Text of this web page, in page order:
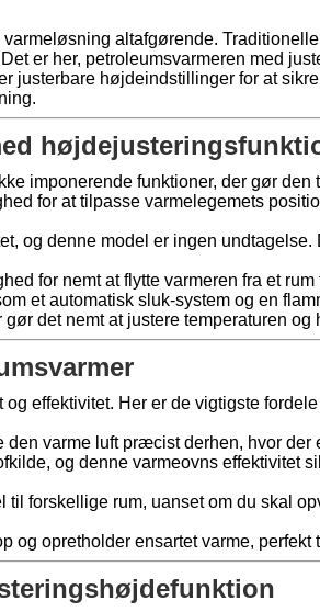
altafgørende.
er her, petroleumsvarmeren med
højdeindstillinger for at
imponerende funktioner, der gør den
for at tilpasse varmelegemets
og denne model er ingen
for nemt at flytte varmeren fra et
et automatisk sluk-system og en
det nemt at justere temperaturen
effektivitet. Her er de vigtigste
varme luft præcist derhen, hvor
og denne varmeovns effektivitet
forskellige rum, uanset om du skal
og opretholder ensartet varme,